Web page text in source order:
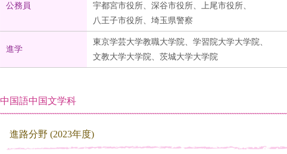
公務員
宇都宮市役所、深谷市役所、上尾市役所、
八王子市役所、埼玉県警察
進学
東京学芸大学教職大学院、学習院大学大学院、
文教大学大学院、茨城大学大学院
中国語中国文学科
進路分野 (2023年度)